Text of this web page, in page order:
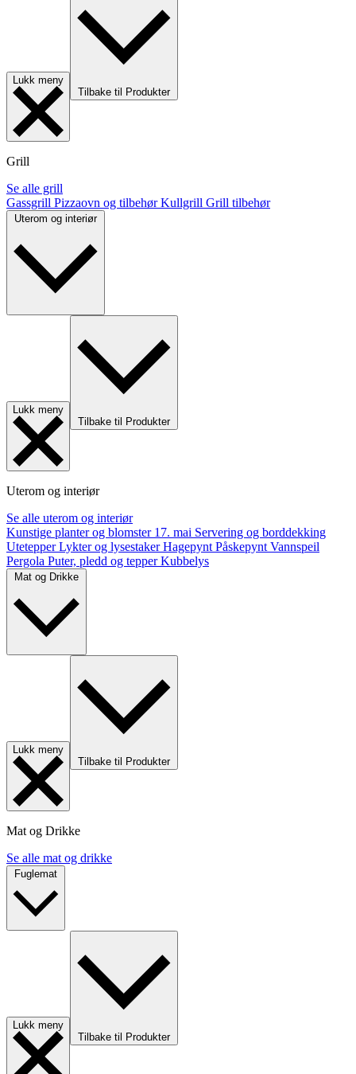
Lukk meny
Tilbake til Produkter
Grill
Se alle grill
Gassgrill Pizzaovn og tilbehørKullgrill Grill tilbehør
Uterom og interiør
Lukk meny
Tilbake til Produkter
Uterom og interiør
Se alle uterom og interiør
Kunstige planter og blomster 17. mai Servering og borddekking
UtetepperLykter og lysestakerHagepynt Påskepynt Vannspeil
Pergola Puter, pledd og tepperKubbelys
Lukk meny
Tilbake til Produkter
Mat og Drikke
Se alle mat og drikke
Lukk meny
Tilbake til Produkter